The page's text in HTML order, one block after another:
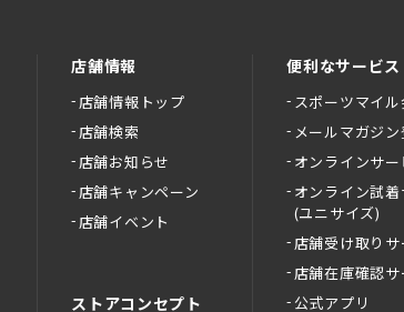
店舗情報
店舗情報トップ
店舗検索
店舗お知らせ
店舗キャンペーン
店舗イベント
ストアコンセプト
便利なサービ
スポーツマイ
メールマガジ
オンラインサー
オンライン試着
(ユニサイズ)
店舗受け取りサ
店舗在庫確認サ
公式アプリ